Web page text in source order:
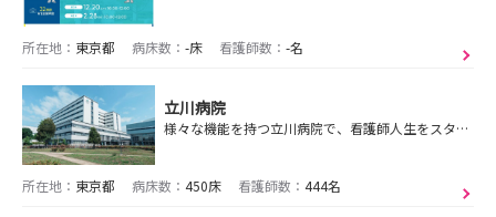
所在地： 東京都 病床数： -床 看護師数： -名
立川病院
様々な機能を持つ立川病院で、看護師人生をスタートさせてみませんか‼
所在地： 東京都 病床数： 450床 看護師数： 444名